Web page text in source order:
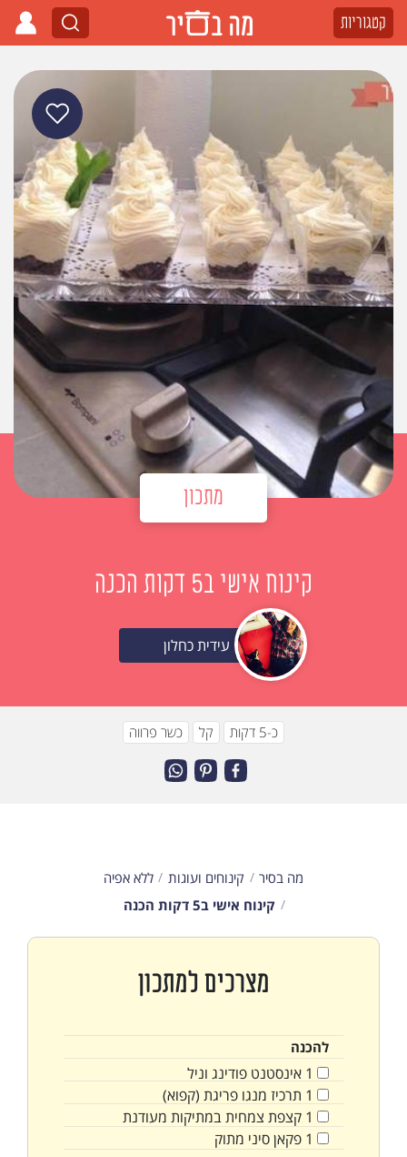
קטגוריות
מתכון
קינוח אישי ב5 דקות הכנה
עידית כחלון
כ-5 דקות קל כשר פרווה
מה בסיר קינוחים ועוגות
ללא אפיה
קינוח אישי ב5 דקות הכנה
מצרכים למתכון
להכנה
1 אינסטנט פודינג וניל
1 תרכיז מנגו פריגת (קפוא)
1 קצפת צמחית במתיקות מעודנת
1 פקאן סיני מתוק